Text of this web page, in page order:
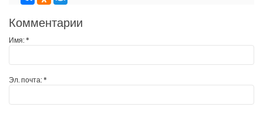
Комментарии
Имя:*
Эл. почта:*